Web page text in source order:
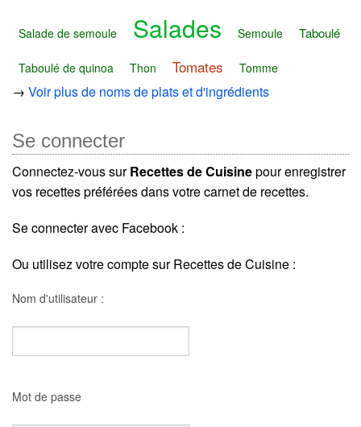
Salade de semoule Salades Semoule Taboulé
Taboulé de quinoa Thon Tomates Tomme
→ Voir plus de noms de plats et d'ingrédients
Se connecter
Connectez-vous surRecettes de Cuisinepour enregistrer
vos recettes préférées dans votre carnet de recettes.
Se connecter avec Facebook :
Ou utilisez votre compte sur Recettes de Cuisine :
Nom d'utilisateur :
Mot de passe